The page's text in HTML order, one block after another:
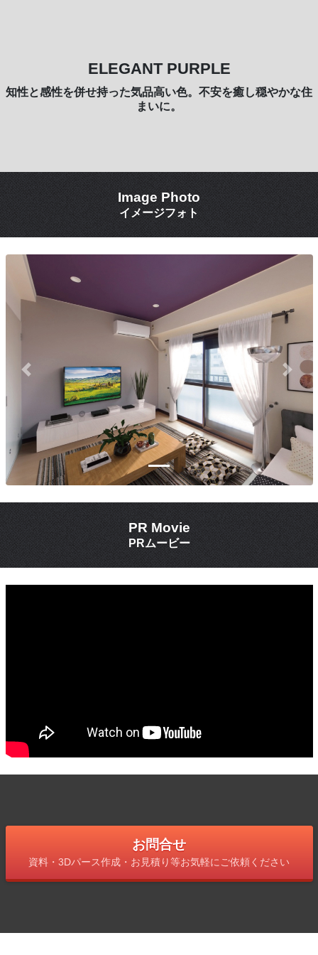
ELEGANT PURPLE
知性と感性を併せ持った気品高い色。不安を癒し穏やかな住
まいに。
Image Photo
イメージフォト
Previous Next
PR Movie
PRムービー
お問合せ
資料・3Dパース作成・お見積り等お気軽にご依頼ください